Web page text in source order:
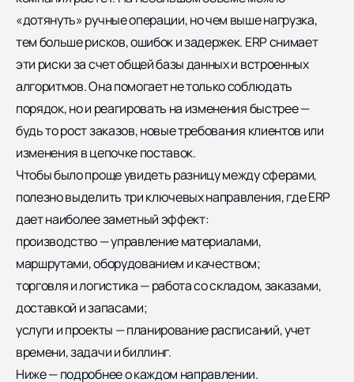
«дотянуть» ручные операции, но чем выше нагрузка,
тем больше рисков, ошибок и задержек. ERP снимает
эти риски за счет общей базы данных и встроенных
алгоритмов. Она помогает не только соблюдать
порядок, но и реагировать на изменения быстрее —
будь то рост заказов, новые требования клиентов или
изменения в цепочке поставок.
Чтобы было проще увидеть разницу между сферами,
полезно выделить три ключевых направления, где ERP
дает наиболее заметный эффект:
производство — управление материалами,
маршрутами, оборудованием и качеством;
торговля и логистика — работа со складом, заказами,
доставкой и запасами;
услуги и проекты — планирование расписаний, учет
времени, задачи и биллинг.
Ниже — подробнее о каждом направлении.